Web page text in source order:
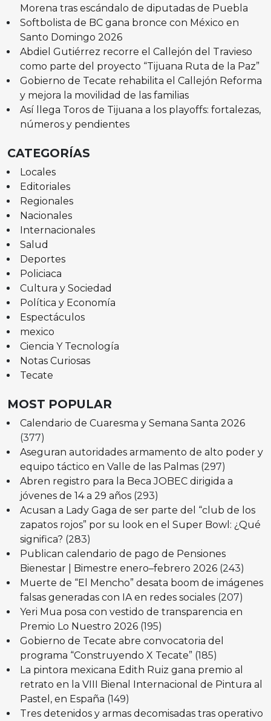
Morena tras escándalo de diputadas de Puebla
Softbolista de BC gana bronce con México en
Santo Domingo 2026
Abdiel Gutiérrez recorre el Callejón del Travieso
como parte del proyecto “Tijuana Ruta de la Paz”
Gobierno de Tecate rehabilita el Callejón Reforma
y mejora la movilidad de las familias
Así llega Toros de Tijuana a los playoffs: fortalezas,
números y pendientes
CATEGORÍAS
Locales
Editoriales
Regionales
Nacionales
Internacionales
Salud
Deportes
Policiaca
Cultura y Sociedad
Política y Economía
Espectáculos
mexico
Ciencia Y Tecnología
Notas Curiosas
Tecate
MOST POPULAR
Calendario de Cuaresma y Semana Santa 2026
(377)
Aseguran autoridades armamento de alto poder y
equipo táctico en Valle de las Palmas (297)
Abren registro para la Beca JOBEC dirigida a
jóvenes de 14 a 29 años (293)
Acusan a Lady Gaga de ser parte del “club de los
zapatos rojos” por su look en el Super Bowl: ¿Qué
significa? (283)
Publican calendario de pago de Pensiones
Bienestar | Bimestre enero–febrero 2026 (243)
Muerte de “El Mencho” desata boom de imágenes
falsas generadas con IA en redes sociales (207)
Yeri Mua posa con vestido de transparencia en
Premio Lo Nuestro 2026 (195)
Gobierno de Tecate abre convocatoria del
programa “Construyendo X Tecate” (185)
La pintora mexicana Edith Ruiz gana premio al
retrato en la VIII Bienal Internacional de Pintura al
Pastel, en España (149)
Tres detenidos y armas decomisadas tras operativo